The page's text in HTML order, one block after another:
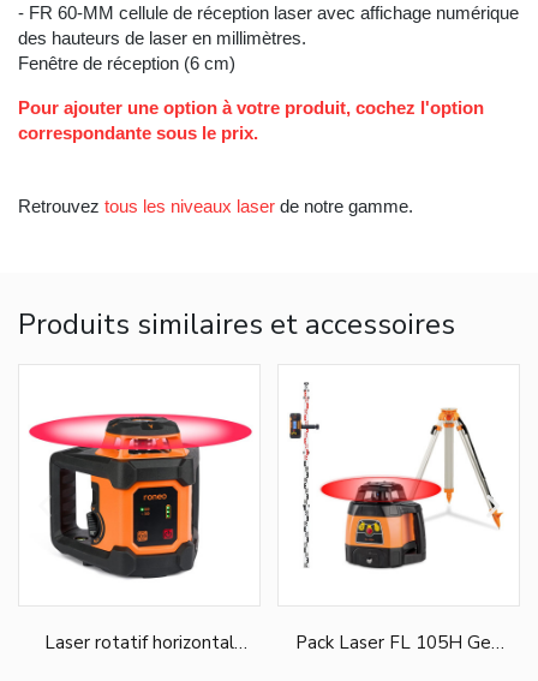
- FR 60-MM cellule de réception laser avec affichage numérique
des hauteurs de laser en millimètres.
Fenêtre de réception (6 cm)
Pour ajouter une option à votre produit, cochez l'option
correspondante sous le prix.
Retrouvez tous les niveaux laser de notre gamme.
Produits similaires et accessoires
Laser rotatif horizontal
Pack Laser FL 105H Geo